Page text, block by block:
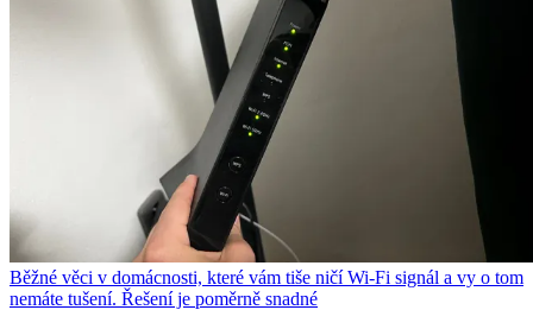
Běžné věci v domácnosti, které vám tiše ničí Wi-Fi signál a vy o tom
nemáte tušení. Řešení je poměrně snadné